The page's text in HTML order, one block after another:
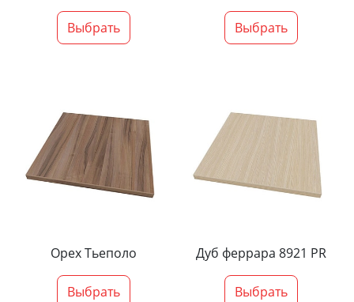
Выбрать Выбрать
Орех Тьеполо
Выбрать
Дуб феррара 8921 PR
Выбрать